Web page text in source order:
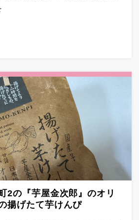
2の『芋屋金次郎』のオリ
揚げたて芋けんぴ